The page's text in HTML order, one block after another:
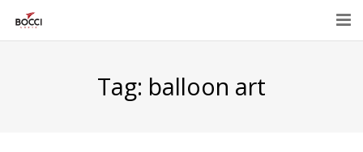
Tag: balloon art